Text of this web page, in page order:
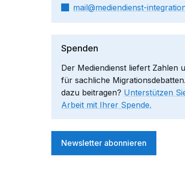
mail​
mediendienst-
Spenden
Der Mediendienst liefert Zahlen
für sachliche
dazu beitragen? Unterstützen
Arbeit mit Ihrer Spende.
Newsletter abonnieren